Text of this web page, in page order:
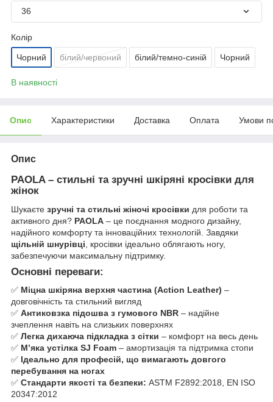
36
Колір
Чорний білий/червоний білий/темно-синій Чорний
В наявності
Опис Характеристики Доставка Оплата Умови
Опис
PAOLA – стильні та зручні шкіряні кросівки для
жінок
Шукаєте зручні та стильні жіночі кросівки для роботи та
активного дня? PAOLA – це поєднання модного дизайну,
надійного комфорту та інноваційних технологій. Завдяки
щільній шнурівці , кросівки ідеально облягають ногу,
забезпечуючи максимальну підтримку.
Основні переваги:
✅ Міцна шкіряна верхня частина (Action Leather) –
довговічність та стильний вигляд
✅ Антиковзка підошва з гумового NBR – надійне
зчеплення навіть на слизьких поверхнях
✅ Легка дихаюча підкладка з сітки – комфорт на весь день
✅ М’яка устілка SJ Foam – амортизація та підтримка стопи
✅ Ідеально для професій, що вимагають довгого
перебування на ногах
✅ Стандарти якості та безпеки: ASTM F2892:2018, EN ISO
20347:2012